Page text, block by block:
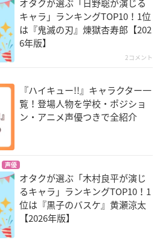
オタクが選ぶ「日野聡が演じる
キャラ」ランキングTOP10！1位
は『鬼滅の刃』煉󠄁獄杏寿郎【202
6年版】
2コメント
『ハイキュー!!』キャラクター一
覧！登場人物を学校・ポジショ
ン・アニメ声優つきで全紹介
声優
オタクが選ぶ「木村良平が演じ
るキャラ」ランキングTOP10！1
位は『黒子のバスケ』黄瀬涼太
【2026年版】